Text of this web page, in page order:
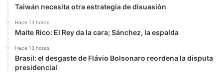
Taiwán necesita otra estrategia de disuasión
Hace 13 horas
Maite Rico: El Rey da la cara; Sánchez, la espalda
Hace 13 horas
Brasil: el desgaste de Flávio Bolsonaro reordena la disputa
presidencial